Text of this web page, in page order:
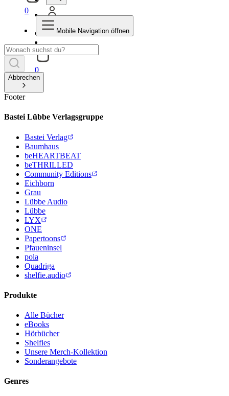
0
0
Mobile Navigation öffnen
Abbrechen
Footer
Bastei Lübbe Verlagsgruppe
Bastei Verlag
Baumhaus
beHEARTBEAT
beTHRILLED
Community Editions
Eichborn
Grau
Lübbe Audio
Lübbe
LYX
ONE
Papertoons
Pfaueninsel
pola
Quadriga
shelfie.audio
Produkte
Alle Bücher
eBooks
Hörbücher
Shelfies
Unsere Merch-Kollektion
Sonderangebote
Genres